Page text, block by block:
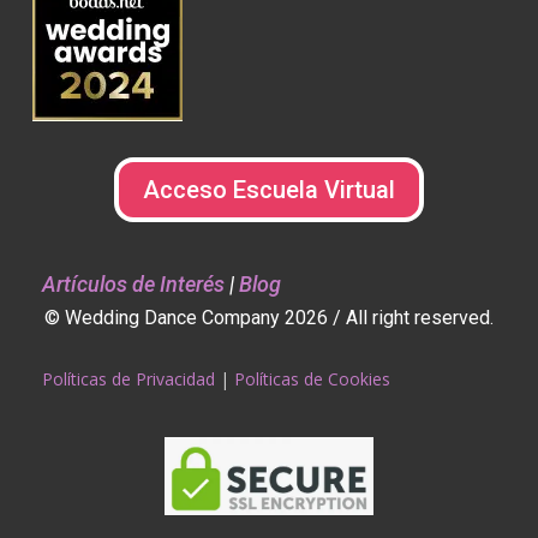
Acceso Escuela Virtual
Artículos de Interés |Blog
© Wedding Dance Company 2026 / All right reserved.
Políticas de Privacidad | Políticas de Cookies